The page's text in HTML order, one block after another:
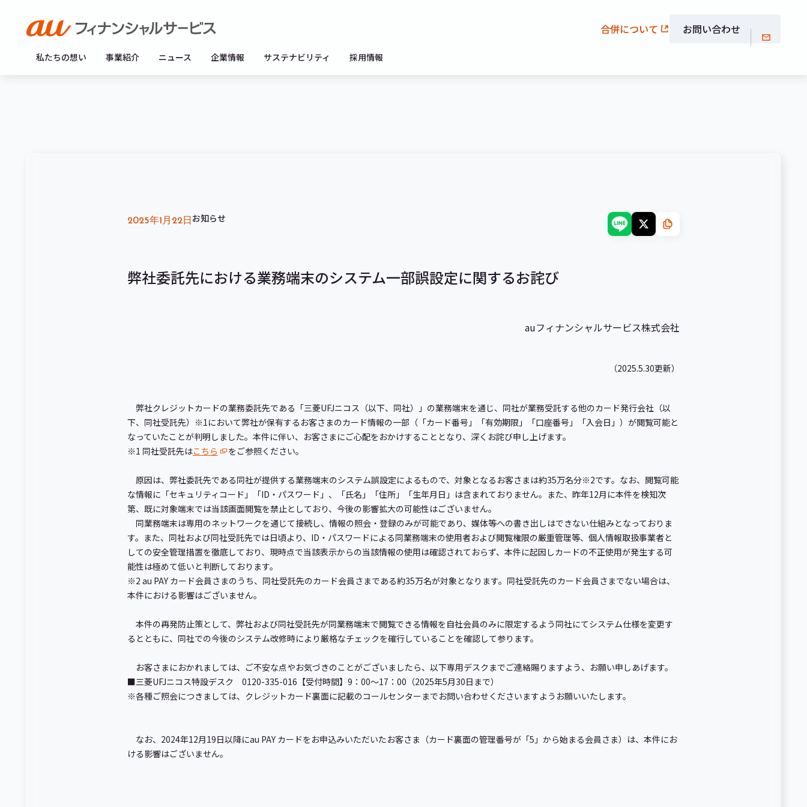
私たちの想い 事業紹介 ニュース 企業情報 サステナビリティ 採用情報
合併について お問い合わせ
2025年1月22日 お知らせ
弊社委託先における業務端末のシステム一部誤設定に関するお詫び
auフィナンシャルサービス株式会社
（2025.5.30更新）
弊社クレジットカードの業務委託先である「三菱UFJニコス（以下、同社）」の業務端末を通じ、同社が業務受託する他のカード発行会社（以
下、同社受託先）※1において弊社が保有するお客さまのカード情報の一部（「カード番号」「有効期限」「口座番号」「入会日」）が閲覧可能と
なっていたことが判明しました。本件に伴い、お客さまにご心配をおかけすることとなり、深くお詫び申し上げます。
※1 同社受託先はこちら をご参照ください。
原因は、弊社委託先である同社が提供する業務端末のシステム誤設定によるもので、対象となるお客さまは約35万名分※2です。なお、閲覧可能
な情報に「セキュリティコード」「ID・パスワード」、「氏名」「住所」「生年月日」は含まれておりません。また、昨年12月に本件を検知次
第、既に対象端末では当該画面閲覧を禁止としており、今後の影響拡大の可能性はございません。
同業務端末は専用のネットワークを通じて接続し、情報の照会・登録のみが可能であり、媒体等への書き出しはできない仕組みとなっておりま
す。また、同社および同社受託先では日頃より、ID・パスワードによる同業務端末の使用者および閲覧権限の厳重管理等、個人情報取扱事業者と
しての安全管理措置を徹底しており、現時点で当該表示からの当該情報の使用は確認されておらず、本件に起因しカードの不正使用が発生する可
能性は極めて低いと判断しております。
※2 au PAY カード会員さまのうち、同社受託先のカード会員さまである約35万名が対象となります。同社受託先のカード会員さまでない場合は、
本件における影響はございません。
本件の再発防止策として、弊社および同社受託先が同業務端末で閲覧できる情報を自社会員のみに限定するよう同社にてシステム仕様を変更す
るとともに、同社での今後のシステム改修時により厳格なチェックを確行していることを確認して参ります。
お客さまにおかれましては、ご不安な点やお気づきのことがございましたら、以下専用デスクまでご連絡賜りますよう、お願い申しあげます。
■三菱UFJニコス特設デスク 0120-335-016【受付時間】9：00〜17：00（2025年5月30日まで）
※各種ご照会につきましては、クレジットカード裏面に記載のコールセンターまでお問い合わせくださいますようお願いいたします。
なお、2024年12月19日以降にau PAY カードをお申込みいただいたお客さま（カード裏面の管理番号が「5」から始まる会員さま）は、本件にお
ける影響はございません。